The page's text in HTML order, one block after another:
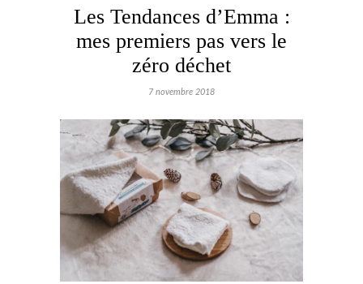
Les Tendances d’Emma :
mes premiers pas vers le
zéro déchet
7 novembre 2018